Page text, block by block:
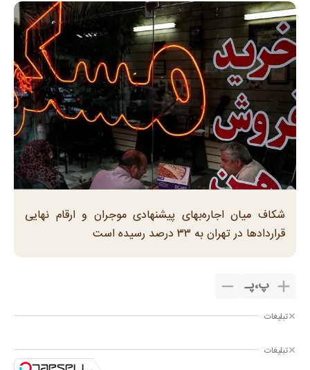
شکاف میان اجاره‌بهای پیشنهادی موجران و ارقام نهایی
قراردادها در تهران به ۳۳ درصد رسیده است
پ،پـ
تبلیغات
تبلیغات